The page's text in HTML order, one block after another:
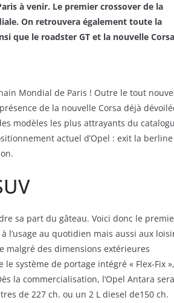
à venir. Le premier crossover de la
On retrouvera également toute la
que le roadster GT et la nouvelle
Mondial de Paris ! Outre le tout
de la nouvelle Corsa déjà
modèles les plus attrayants du
actuel d’Opel : exit la berline
sa part du gâteau. Voici donc le
l’usage au quotidien mais aussi aux
malgré des dimensions extérieures
système de portage intégré « Flex-Fix »,
la commercialisation, l’Opel Antara sera
de 227 ch. ou un 2 L diesel de150 ch.